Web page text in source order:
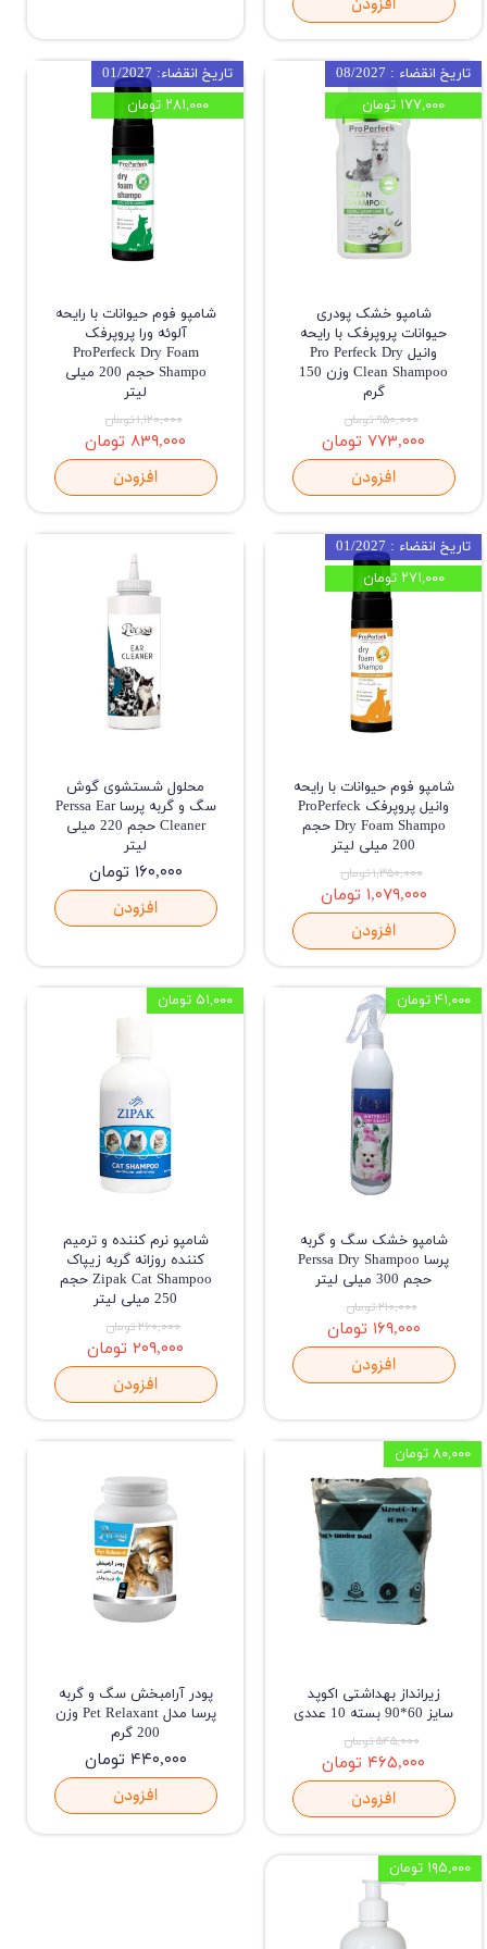
شامپو خشک پودری
حیوانات پروپرفک با رایحه
وانیل Pro Perfeck Dry
Clean Shampoo وزن 150
گرم
۹۵۰,۰۰۰ تومان
۷۷۳,۰۰۰ تومان
افزودن
تاریخ انقضاء : 08/2027
۱۷۷,۰۰۰ تومان
شامپو فوم حیوانات با رایحه
آلوئه ورا پروپرفک
ProPerfeck Dry Foam
Shampo حجم 200 میلی
لیتر
۱,۱۲۰,۰۰۰ تومان
۸۳۹,۰۰۰ تومان
افزودن
تاریخ انقضاء: 01/2027
۲۸۱,۰۰۰ تومان
شامپو فوم حیوانات با رایحه
وانیل پروپرفک ProPerfeck
Dry Foam Shampo حجم
200 میلی لیتر
۱,۳۵۰,۰۰۰ تومان
۱,۰۷۹,۰۰۰ تومان
افزودن
تاریخ انقضاء : 01/2027
۲۷۱,۰۰۰ تومان
محلول شستشوی گوش
سگ و گربه پرسا Perssa Ear
Cleaner حجم 220 میلی
لیتر
۱۶۰,۰۰۰ تومان
افزودن
شامپو خشک سگ و گربه
پرسا Perssa Dry Shampoo
حجم 300 میلی لیتر
۲۱۰,۰۰۰ تومان
۱۶۹,۰۰۰ تومان
افزودن
۴۱,۰۰۰ تومان
شامپو نرم کننده و ترمیم
کننده روزانه گربه زیپاک
Zipak Cat Shampoo حجم
250 میلی لیتر
۲۶۰,۰۰۰ تومان
۲۰۹,۰۰۰ تومان
افزودن
۵۱,۰۰۰ تومان
زیرانداز بهداشتی اکوپد
سایز 60*90 بسته 10 عددی
۵۴۵,۰۰۰ تومان
۴۶۵,۰۰۰ تومان
افزودن
۸۰,۰۰۰ تومان
پودر آرامبخش سگ و گربه
پرسا مدل Pet Relaxant وزن
200 گرم
۴۴۰,۰۰۰ تومان
افزودن
۱۹۵,۰۰۰ تومان